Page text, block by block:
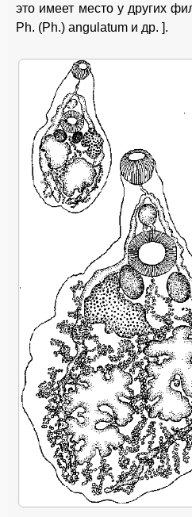
это имеет место у других
Ph. (Ph.) angulatum и др. ].